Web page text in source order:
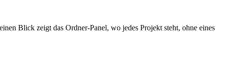
Blick zeigt das Ordner-Panel, wo jedes Projekt steht, ohne eines